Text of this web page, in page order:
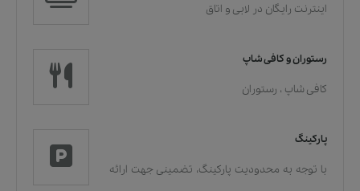
اینترنت رایگان در لابی و اتاق
رستوران و کافی شاپ
کافی شاپ ، رستوران
پارکینگ
با توجه به محدودیت پارکینگ، تضمینی جهت ارائه